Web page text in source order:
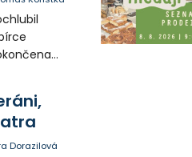
Dorazilová